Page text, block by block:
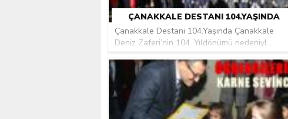
ÇANAKKALE DESTANI 104.YAŞINDA
Çanakkale Destanı 104.Yaşında Çanakkale
Deniz Zaferi’nin 104. Yıldönümü nedeniyl...